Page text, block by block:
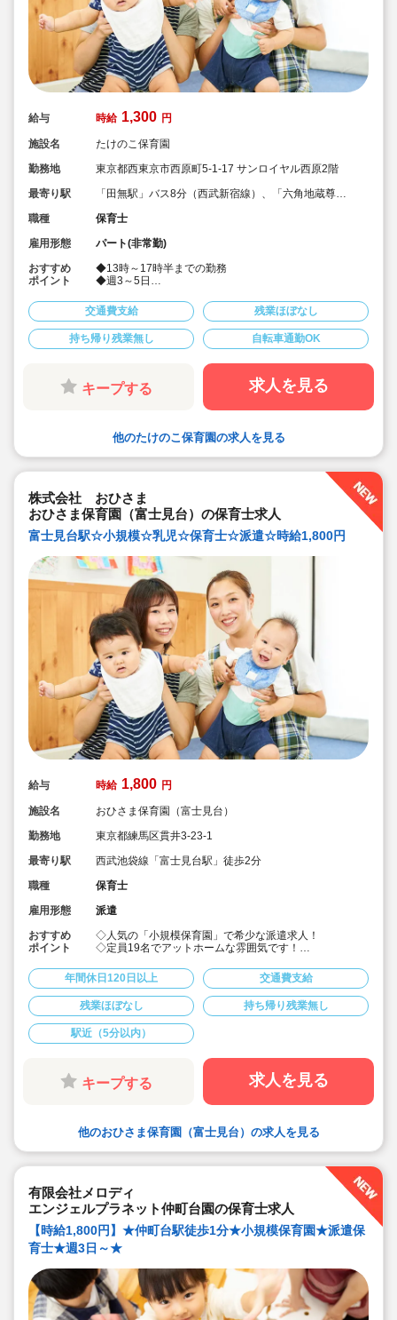
給与 時給 1,300 円
施設名
たけのこ保育園
勤務地
東京都西東京市西原町5-1-17 サンロイヤル西原2階
最寄り駅
「田無駅」バス8分（西武新宿線）、「六角地蔵尊
職種
保育士
雇用形態
パート(非常勤)
おすすめ
ポイント
◆13時～17時半までの勤務
◆週3～5日
◆自転車、バイク通勤可
交通費支給 残業ほぼなし
持ち帰り残業無し 自転車通勤OK
キープする 求人を見る
他のたけのこ保育園の求人を見る
株式会社 おひさま
おひさま保育園（富士見台）の保育士求人
富士見台駅☆小規模☆乳児☆保育士☆派遣☆時給1,800円
給与 時給 1,800 円
施設名
おひさま保育園（富士見台）
勤務地
東京都練馬区貫井3-23-1
最寄り駅
西武池袋線「富士見台駅」徒歩2分
職種
保育士
雇用形態
派遣
おすすめ
ポイント
◇人気の「小規模保育園」で希少な派遣求人！
◇定員19名でアットホームな雰囲気です！
◇週4日から就業可能！
◇8:00～17:30の中で、ご希望の時間で固定シフト！
年間休日120日以上 交通費支給
残業ほぼなし 持ち帰り残業無し
駅近（5分以内）
キープする 求人を見る
他のおひさま保育園（富士見台）の求人を見る
有限会社メロディ
エンジェルプラネット仲町台園の保育士求人
【時給1,800円】★仲町台駅徒歩1分★小規模保育園★派遣保
育士★週3日～★